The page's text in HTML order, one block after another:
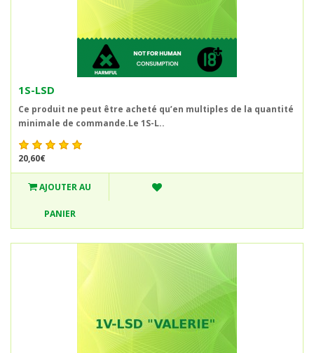
1S-LSD
Ce produit ne peut être acheté qu’en multiples de la quantité
minimale de commande.Le 1S-L..
20,60€
AJOUTER AU
PANIER